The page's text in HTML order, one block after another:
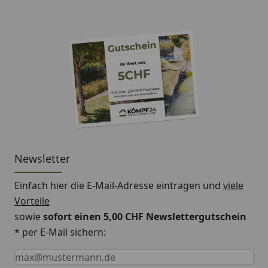
ABUS Plus Zylinder inkl. automatischem Verdeck
für hohen Schutz vor Manipulationen, z.B. Picking
Einsatz und Anwendung
Guter Schutz bei hohem Diebstahlrisiko
Zweiräder
Leichtes Kurierschloss
Icon
Beschreibung
Northants, Großbritannien
Newsletter
Einfach hier die E-Mail-Adresse eintragen und viele
Vorteile
sowiesofort einen 5,00 CHF Newslettergutschein
* per E-Mail sichern:
Keine Eingabe erforderlich
Eingabe erforderlich
E-Mail *